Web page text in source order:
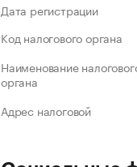
Дата регистрации
Код налогового органа
Наименование
органа
Адрес налоговой